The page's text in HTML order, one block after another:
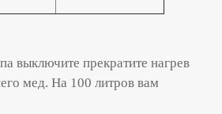
выключите прекратите нагрев
мед. На 100 литров вам